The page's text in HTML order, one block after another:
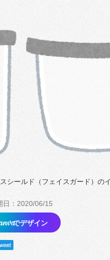
シールド（フェイスガード）の
日：2020/06/15
でデザイン